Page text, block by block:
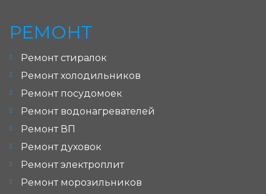
РЕМОНТ
Ремонт стиралок
Ремонт холодильников
Ремонт посудомоек
Ремонт водонагревателей
Ремонт ВП
Ремонт духовок
Ремонт электроплит
Ремонт морозильников